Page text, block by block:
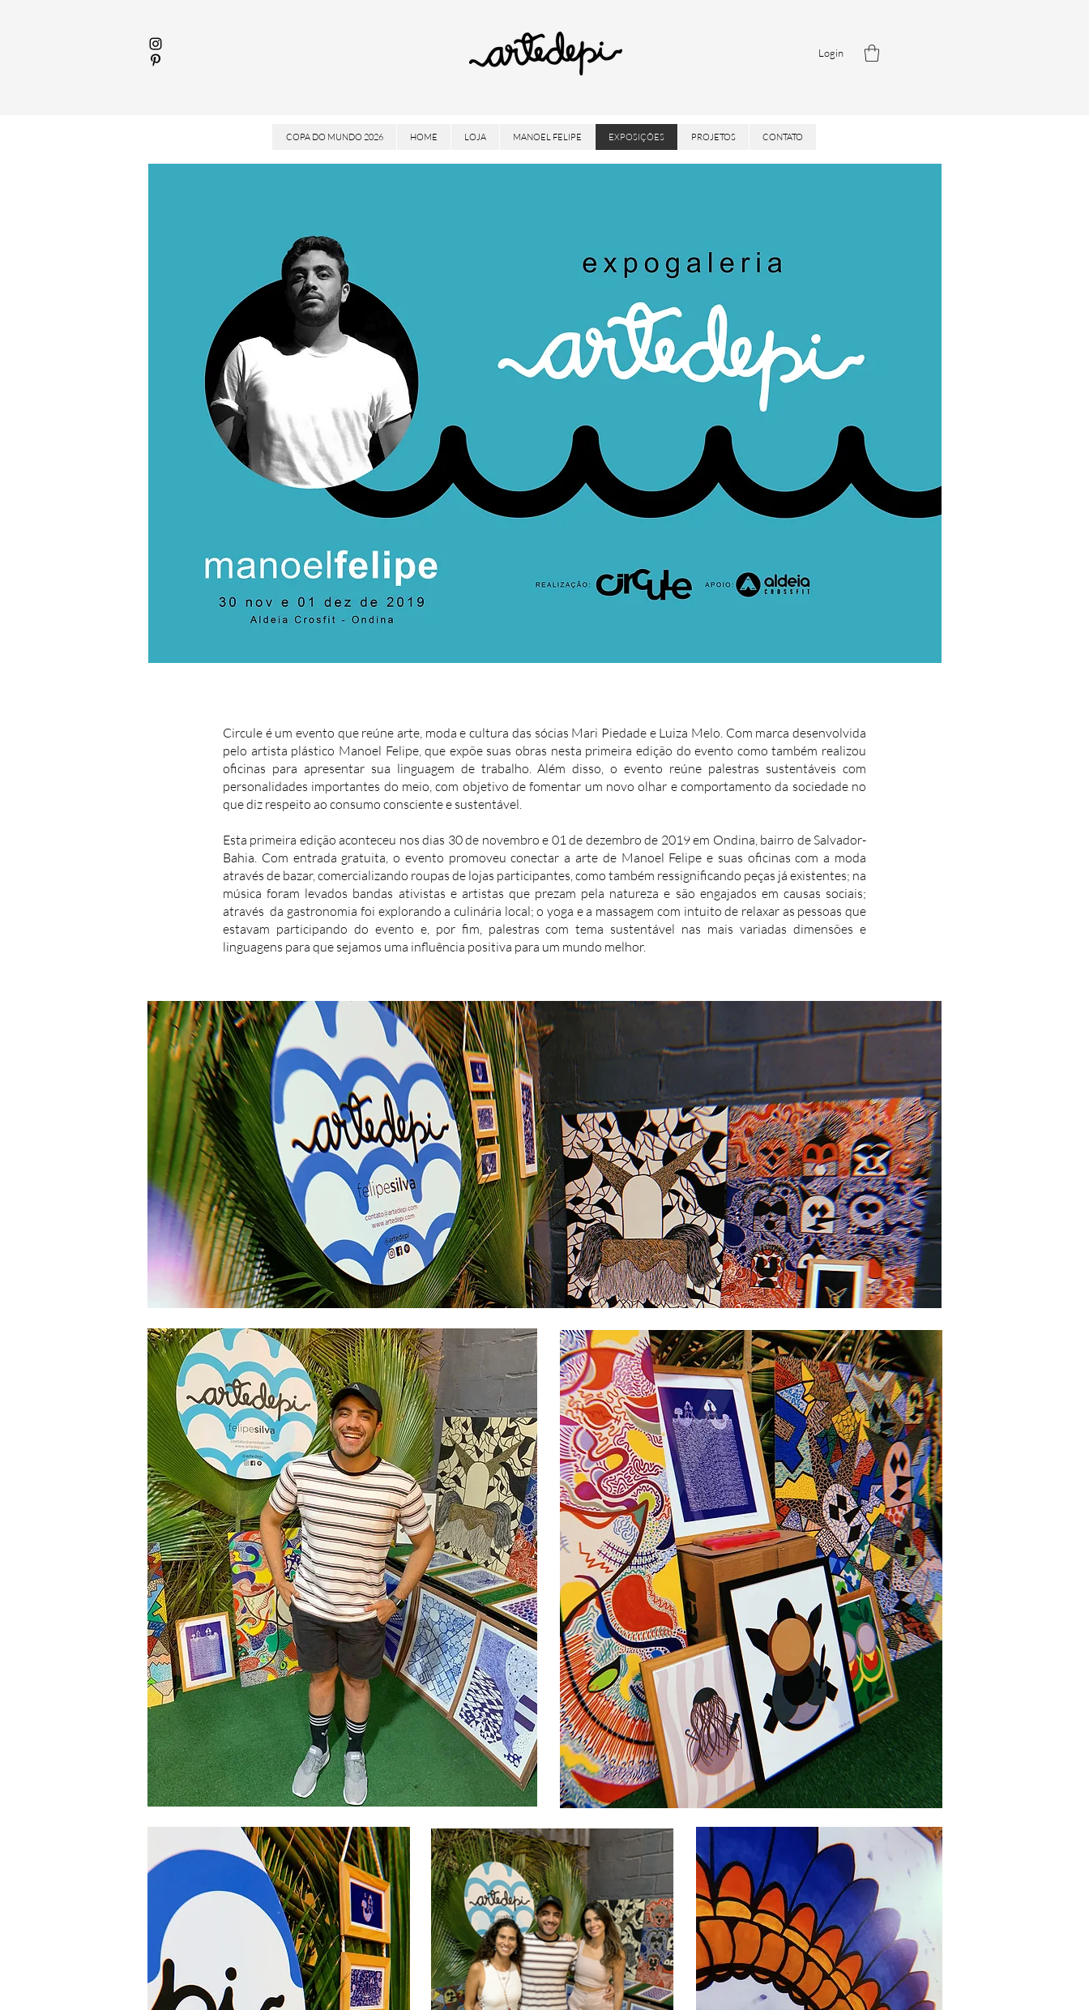
Login
COPA DO MUNDO 2026 HOME LOJA MANOEL FELIPE EXPOSIÇÕES PROJETOS CONTATO
Circule é um evento que reúne arte, moda e cultura das sócias Mari Piedade e Luiza Melo. Com marca desenvolvida
pelo artista plástico Manoel Felipe, que expõe suas obras nesta primeira edição do evento como também realizou
oficinas para apresentar sua linguagem de trabalho. Além disso, o evento reúne palestras sustentáveis com
personalidades importantes do meio, com objetivo de fomentar um novo olhar e comportamento da sociedade no
que diz respeito ao consumo consciente e sustentável.
Esta primeira edição aconteceu nos dias 30 de novembro e 01 de dezembro de 2019 em Ondina, bairro de Salvador-
Bahia. Com entrada gratuita, o evento promoveu conectar a arte de Manoel Felipe e suas oficinas com a moda
através de bazar, comercializando roupas de lojas participantes, como também ressignificando peças já existentes; na
música foram levados bandas ativistas e artistas que prezam pela natureza e são engajados em causas sociais;
através da gastronomia foi explorando a culinária local; o yoga e a massagem com intuito de relaxar as pessoas que
estavam participando do evento e, por fim, palestras com tema sustentável nas mais variadas dimensões e
linguagens para que sejamos uma influência positiva para um mundo melhor.